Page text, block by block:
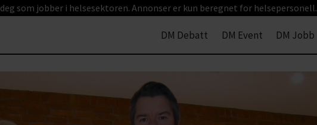
som jobber i helsesektoren. Annonser er kun beregnet for helsepersonell.
DM Debatt DM Event DM Jobb